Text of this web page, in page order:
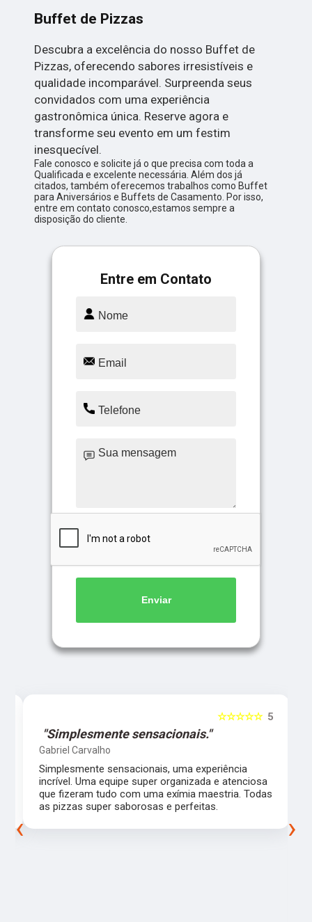
Buffet de Pizzas
Descubra a excelência do nosso Buffet de
Pizzas, oferecendo sabores irresistíveis e
qualidade incomparável. Surpreenda seus
convidados com uma experiência
gastronômica única. Reserve agora e
transforme seu evento em um festim
inesquecível.
Fale conosco e solicite já o que precisa com toda a
Qualificada e excelente necessária. Além dos já
citados, também oferecemos trabalhos como Buffet
para Aniversários e Buffets de Casamento. Por isso,
entre em contato conosco,estamos sempre a
disposição do cliente.
Entre em Contato
Enviar
5
☆☆☆☆☆
"Simplesmente sensacionais."
Gabriel Carvalho
Simplesmente sensacionais, uma experiência
incrível. Uma equipe super organizada e atenciosa
que fizeram tudo com uma exímia maestria. Todas
as pizzas super saborosas e perfeitas.
‹ ›